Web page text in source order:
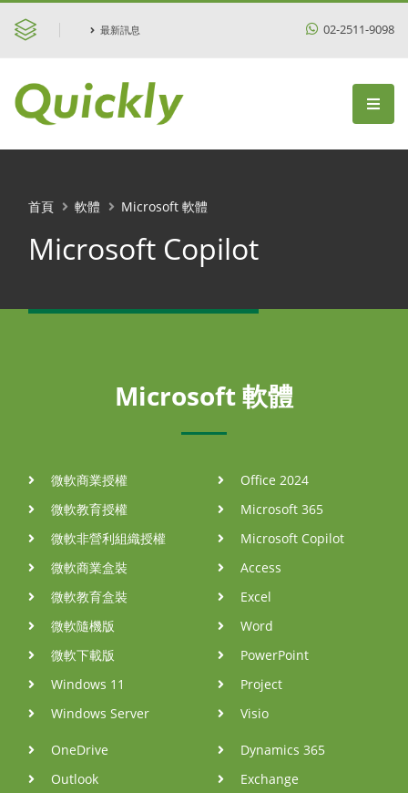
最新訊息 02-2511-9098
Microsoft Copilot
首頁 軟體 Microsoft 軟體
Microsoft 軟體
微軟商業授權
微軟教育授權
微軟非營利組織授權
微軟商業盒裝
微軟教育盒裝
微軟隨機版
微軟下載版
Windows 11
Windows Server
Office 2024
Microsoft 365
Microsoft Copilot
Access
Excel
Word
PowerPoint
Project
Visio
OneDrive
Outlook
Dynamics 365
Exchange